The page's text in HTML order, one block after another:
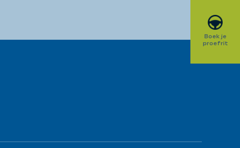
Boek je
proefrit